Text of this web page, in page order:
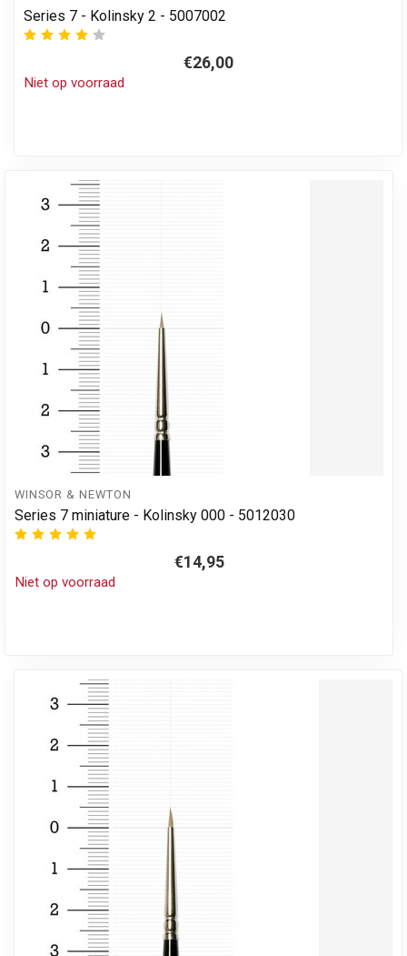
Series 7 - Kolinsky 2 - 5007002
€26,00
Niet op voorraad
WINSOR & NEWTON
Series 7 miniature - Kolinsky 000 - 5012030
€14,95
Niet op voorraad